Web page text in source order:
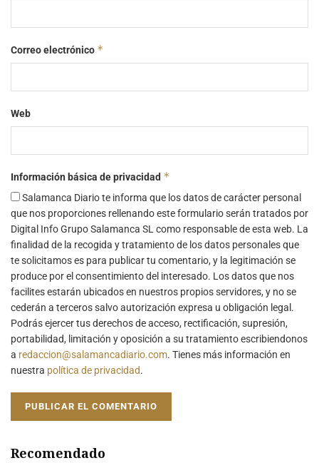
Correo electrónico *
Web
Información básica de privacidad *
Salamanca Diario te informa que los datos de carácter personal
que nos proporciones rellenando este formulario serán tratados por
Digital Info Grupo Salamanca SL como responsable de esta web. La
finalidad de la recogida y tratamiento de los datos personales que
te solicitamos es para publicar tu comentario, y la legitimación se
produce por el consentimiento del interesado. Los datos que nos
facilites estarán ubicados en nuestros propios servidores, y no se
cederán a terceros salvo autorización expresa u obligación legal.
Podrás ejercer tus derechos de acceso, rectificación, supresión,
portabilidad, limitación y oposición a su tratamiento escribiendonos
a redaccion@salamancadiario.com. Tienes más información en
nuestra política de privacidad.
Recomendado